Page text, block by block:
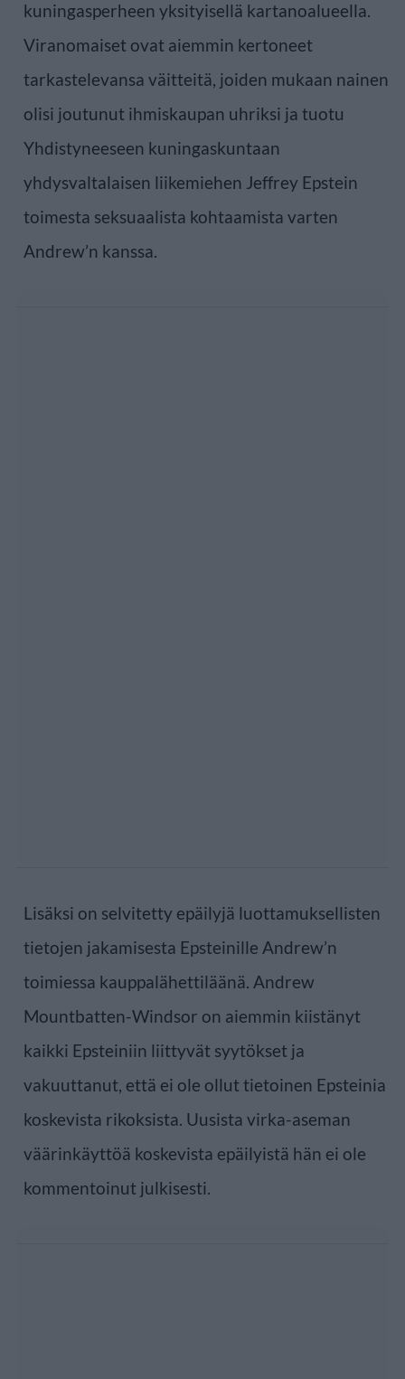
kuningasperheen yksityisellä kartanoalueella.
Viranomaiset ovat aiemmin kertoneet
tarkastelevansa väitteitä, joiden mukaan nainen
olisi joutunut ihmiskaupan uhriksi ja tuotu
Yhdistyneeseen kuningaskuntaan
yhdysvaltalaisen liikemiehen Jeffrey Epstein
toimesta seksuaalista kohtaamista varten
Andrew’n kanssa.
Lisäksi on selvitetty epäilyjä luottamuksellisten
tietojen jakamisesta Epsteinille Andrew’n
toimiessa kauppalähettiläänä. Andrew
Mountbatten-Windsor on aiemmin kiistänyt
kaikki Epsteiniin liittyvät syytökset ja
vakuuttanut, että ei ole ollut tietoinen Epsteinia
koskevista rikoksista. Uusista virka-aseman
väärinkäyttöä koskevista epäilyistä hän ei ole
kommentoinut julkisesti.